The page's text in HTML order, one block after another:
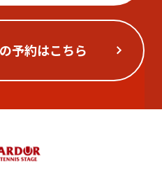
予約はこちら